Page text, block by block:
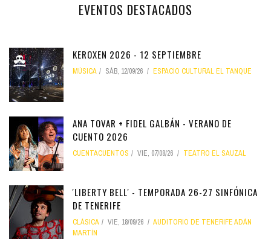
EVENTOS DESTACADOS
KEROXEN 2026 - 12 SEPTIEMBRE
MÚSICA SÁB, 12/09/26 ESPACIO CULTURAL EL TANQUE
ANA TOVAR + FIDEL GALBÁN - VERANO DE
CUENTO 2026
CUENTACUENTOS VIE, 07/08/26 TEATRO EL SAUZAL
'LIBERTY BELL' - TEMPORADA 26-27 SINFÓNICA
DE TENERIFE
CLÁSICA VIE, 18/09/26
AUDITORIO DE TENERIFE ADÁN
MARTÍN